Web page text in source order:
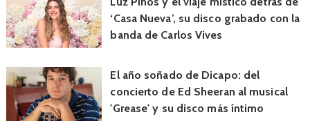
‘Casa Nueva’, su disco grabado con la
banda de Carlos Vives
El año soñado de Dicapo: del
concierto de Ed Sheeran al musical
'Grease' y su disco más íntimo